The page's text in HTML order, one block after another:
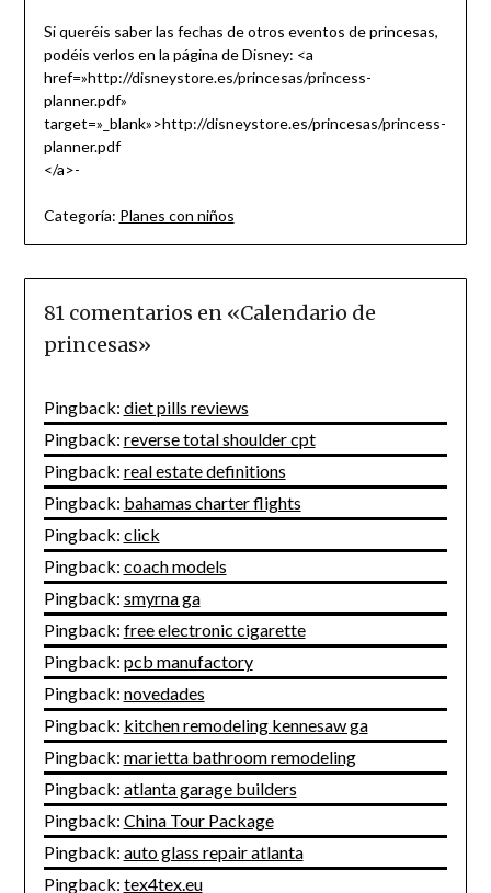
Si queréis saber las fechas de otros eventos de princesas,
podéis verlos en la página de Disney: <a
href=»http://disneystore.es/princesas/princess-
planner.pdf»
target=»_blank»>http://disneystore.es/princesas/princess-
planner.pdf
</a>-
Categoría: Planes con niños
81 comentarios en «Calendario de
princesas»
Pingback: diet pills reviews
Pingback: reverse total shoulder cpt
Pingback: real estate definitions
Pingback: bahamas charter flights
Pingback: click
Pingback: coach models
Pingback: smyrna ga
Pingback: free electronic cigarette
Pingback: pcb manufactory
Pingback: novedades
Pingback: kitchen remodeling kennesaw ga
Pingback: marietta bathroom remodeling
Pingback: atlanta garage builders
Pingback: China Tour Package
Pingback: auto glass repair atlanta
Pingback: tex4tex.eu